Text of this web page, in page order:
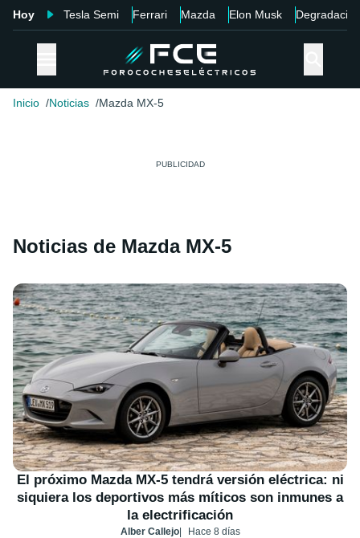
Hoy Tesla Semi Ferrari Mazda Elon Musk Degradación
Inicio Noticias Mazda MX-5
Noticias de Mazda MX-5
El próximo Mazda MX-5 tendrá versión eléctrica: ni
siquiera los deportivos más míticos son inmunes a
la electrificación
Alber Callejo Hace 8 días